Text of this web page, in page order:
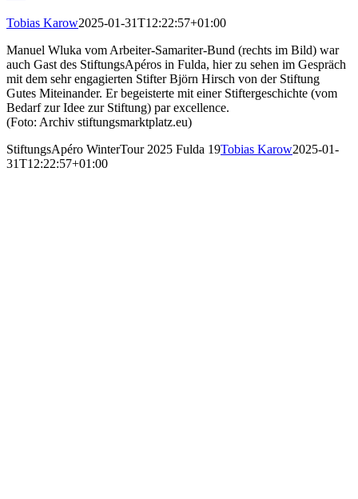
Tobias Karow2025-01-31T12:22:57+01:00
Manuel Wluka vom Arbeiter-Samariter-Bund (rechts im Bild) war
auch Gast des StiftungsApéros in Fulda, hier zu sehen im Gespräch
mit dem sehr engagierten Stifter Björn Hirsch von der Stiftung
Gutes Miteinander. Er begeisterte mit einer Stiftergeschichte (vom
Bedarf zur Idee zur Stiftung) par excellence.
(Foto: Archiv stiftungsmarktplatz.eu)
StiftungsApéro WinterTour 2025 Fulda 19Tobias Karow2025-01-
31T12:22:57+01:00